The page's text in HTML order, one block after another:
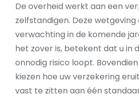
De overheid werkt aan een
zelfstandigen. Deze
verwachting in de komende
het zover is, betekent dat u in
onnodig risico loopt.
kiezen hoe uw verzekering
vast te zitten aan één